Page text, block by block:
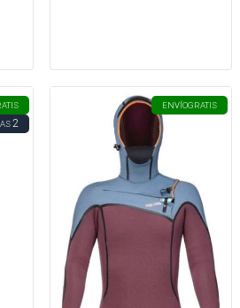
2
ENVÍOGRATIS